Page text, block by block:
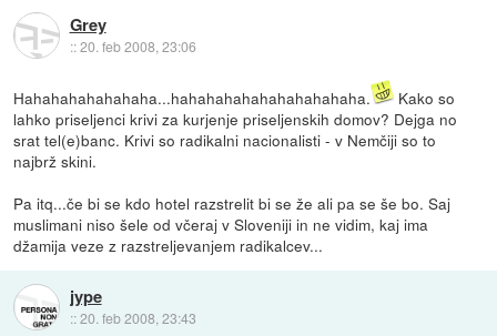
Grey
::20. feb 2008, 23:06
Hahahahahahahaha...hahahahahahahahahahaha.
Kako so
lahko priseljenci krivi za kurjenje priseljenskih domov? Dejga no
srat tel(e)banc. Krivi so radikalni nacionalisti - v Nemčiji so to
najbrž skini.
Pa itq...če bi se kdo hotel razstrelit bi se že ali pa se še bo. Saj
muslimani niso šele od včeraj v Sloveniji in ne vidim, kaj ima
džamija veze z razstreljevanjem radikalcev...
jype
::20. feb 2008, 23:43